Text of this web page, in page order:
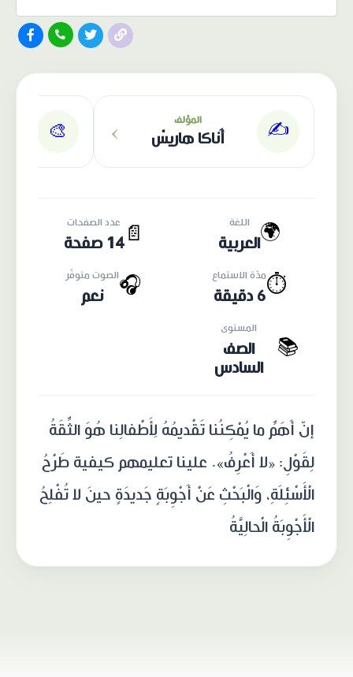
✍️ المؤلف
أَناكا هاريسْ ›
🎨
🌍 اللغة
العربية 📄
عدد الصفحات
14 صفحة
⏱️مدّة الاستماع
6 دقيقة
🎧الصوت متوفّر
نعم
📚
المستوى
الصف
السادس
إنّ أَهَمِّ ما يُمْكِنُنا تَقْديمُهُ لِأَطْفالِنا هُوَ الثِّقَةُ
لِقَوْلِ: «لا أَعْرِفُ». علينا تعليمهم كيفية طَرْحُ
الْأَسْئِلَةِ، وَالْبَحْثِ عَنْ أَجْوِبَةٍ جَديدَةٍ حينَ لا تُفْلِحُ
الْأَجْوِبَةُ الْحالِيَّةُ